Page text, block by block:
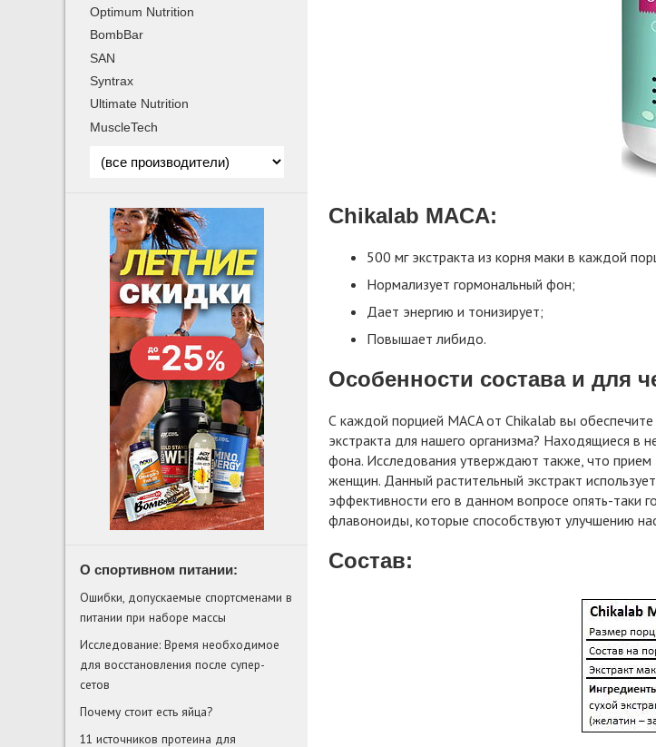
Chikalab MACA:
500 мг экстракта из корня маки в каждой
Нормализует гормональный фон;
Дает энергию и тонизирует;
Повышает либидо.
Особенности состава и для
С каждой порцией MACA от Chikalab вы
экстракта для нашего организма? Находящиеся в
фона. Исследования утверждают также, что прием
женщин. Данный растительный экстракт
эффективности его в данном вопросе опять-таки
флавоноиды, которые способствуют улучшению
Состав:
Optimum Nutrition
BombBar
SAN
Syntrax
Ultimate Nutrition
MuscleTech
О спортивном питании:
Ошибки, допускаемые спортсменами в
питании при наборе массы
Исследование: Время необходимое
для восстановления после супер-
сетов
Почему стоит есть яйца?
11 источников протеина для